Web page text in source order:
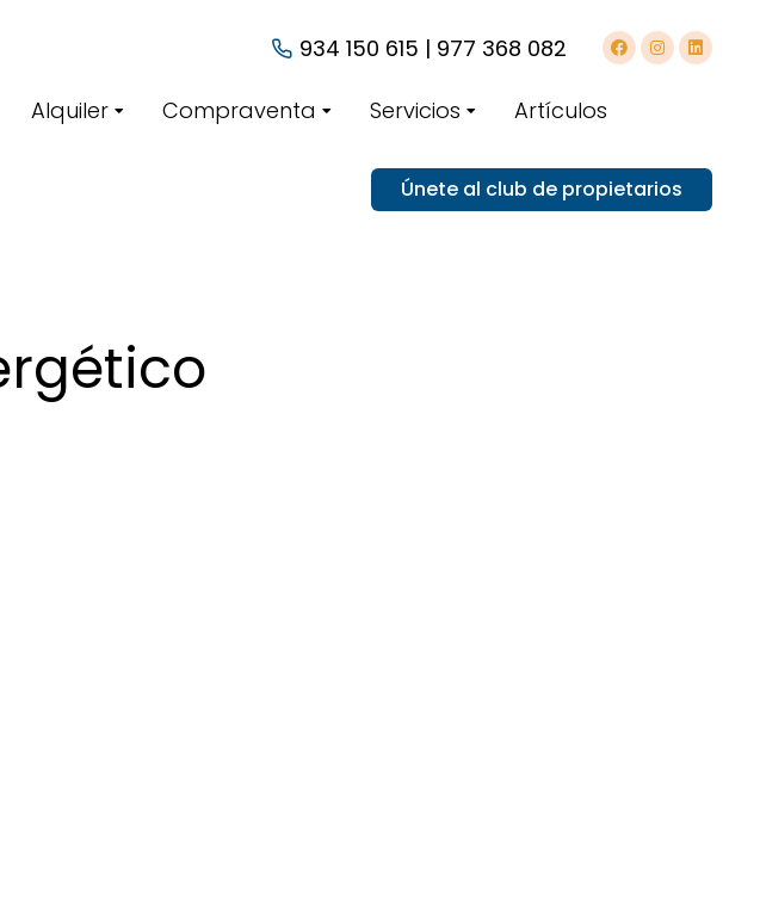
934 150 615 | 977 368 082
Alquiler Compraventa Servicios
Artículos
Únete al club de propietarios